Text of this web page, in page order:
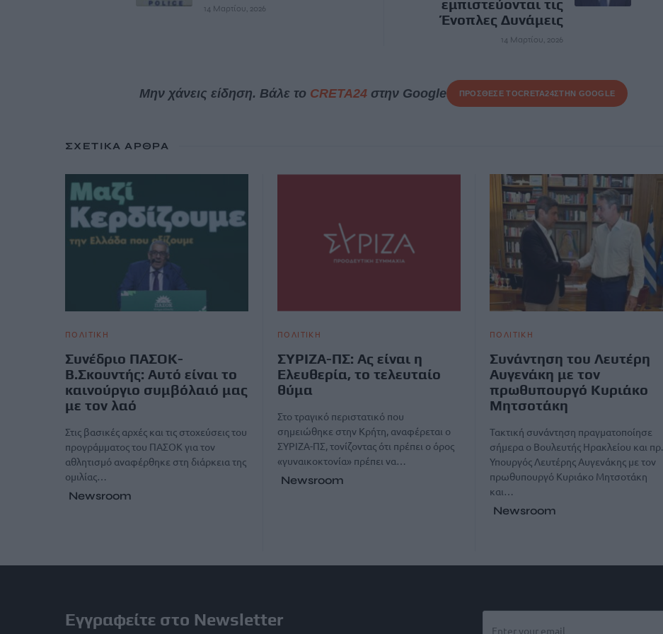
14 Μαρτίου, 2026
εμπιστεύονται τις
Ένοπλες Δυνάμεις
14 Μαρτίου, 2026
Μην χάνεις είδηση. Βάλε το CRETA24στην Google ΠΡΟΣΘΕΣΕ ΤΟCRETA24ΣΤΗΝ GOOGLE
ΣΧΕΤΙΚΆ ΆΡΘΡΑ
ΠΟΛΙΤΙΚΗ
Συνέδριο ΠΑΣΟΚ-
Β.Σκουντής: Αυτό είναι το
καινούργιο συμβόλαιό μας
με τον λαό
Στις βασικές αρχές και τις στοχεύσεις του
προγράμματος του ΠΑΣΟΚ για τον
αθλητισμό αναφέρθηκε στη διάρκεια της
ομιλίας…
Newsroom
ΠΟΛΙΤΙΚΗ
ΣΥΡΙΖΑ-ΠΣ: Ας είναι η
Ελευθερία, το τελευταίο
θύμα
Στο τραγικό περιστατικό που
σημειώθηκε στην Κρήτη, αναφέρεται ο
ΣΥΡΙΖΑ-ΠΣ, τονίζοντας ότι πρέπει ο όρος
«γυναικοκτονία» πρέπει να…
Newsroom
ΠΟΛΙΤΙΚΗ
Συνάντηση του Λευτέρη
Αυγενάκη με τον
πρωθυπουργό Κυριάκο
Μητσοτάκη
Τακτική συνάντηση πραγματοποίησε
σήμερα ο Βουλευτής Ηρακλείου και πρ.
Υπουργός Λευτέρης Αυγενάκης με τον
πρωθυπουργό Κυριάκο Μητσοτάκη
και…
Newsroom
Εγγραφείτε στο Newsletter